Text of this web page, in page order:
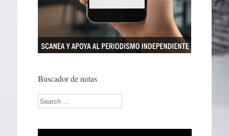
Buscador de notas
Search